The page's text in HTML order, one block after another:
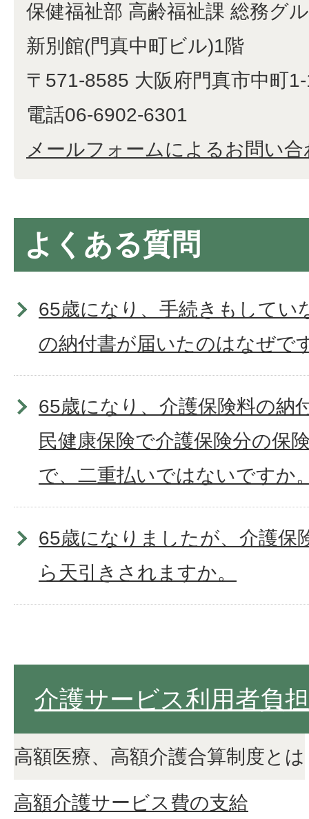
保健福祉部 高齢福祉課 総務グ
新別館(門真中町ビル)1階
〒571-8585 大阪府門真市中町
電話06-6902-6301
メールフォームによるお問い合
よくある質問
65歳になり、手続きもしてい
の納付書が届いたのはなぜで
65歳になり、介護保険料の納
民健康保険で介護保険分の保
で、二重払いではないですか
65歳になりましたが、介護保
ら天引きされますか。
で納めたいです。
将来、介護保険サービスを受
せんが、それでも保険料を納
ですか。
介護サービス利用者負担
高額医療、高額介護合算制度とは
高額介護サービス費の支給